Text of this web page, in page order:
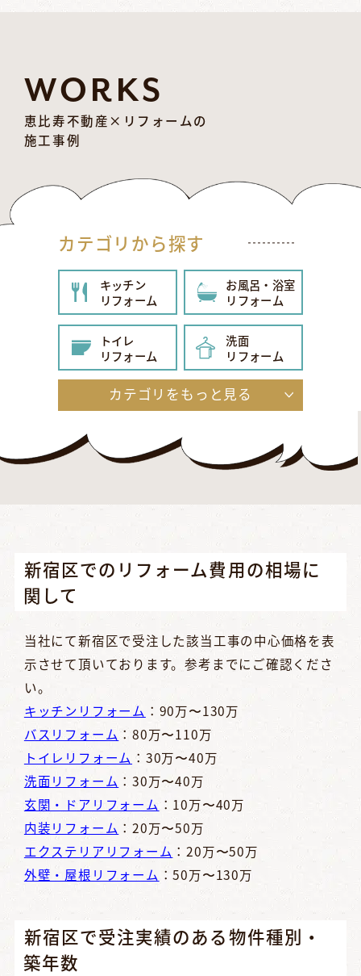
WORKS
恵比寿不動産×リフォームの
施工事例
カテゴリから探す
キッチン
リフォーム
お風呂・浴室
リフォーム
トイレ
リフォーム
洗面
リフォーム
給湯器
リフォーム
内装
リフォーム
玄関
リフォーム
エクステリア
リフォーム
外壁・屋根
その他
カテゴリをもっと見る
新宿区でのリフォーム費用の相場に
関して
当社にて新宿区で受注した該当工事の中心価格を表
示させて頂いております。参考までにご確認くださ
い。
キッチンリフォーム ：90万〜130万
バスリフォーム ：80万〜110万
トイレリフォーム ：30万〜40万
洗面リフォーム ：30万〜40万
玄関・ドアリフォーム ：10万〜40万
内装リフォーム ：20万〜50万
エクステリアリフォーム ：20万〜50万
外壁・屋根リフォーム ：50万〜130万
新宿区で受注実績のある物件種別・
築年数